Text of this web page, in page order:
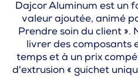
Dajcor Aluminum est un
valeur ajoutée, animé
Prendre soin du client ».
livrer des composants
temps et à un prix
d'extrusion « guichet